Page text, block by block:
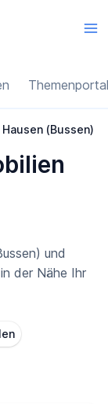
Hausen (Bussen)
und
der Nähe Ihr